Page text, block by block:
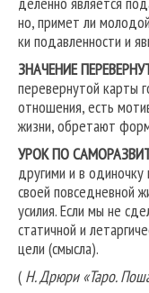
но, примет ли
ки подавленности и
ЗНАЧЕНИЕ
перевернутой карты
отношения, есть
жизни, обретают
УРОК ПО
другими и в
своей повседневной
усилия. Если мы не
статичной и
цели (смысла).
( Н. Дрюри «Таро.